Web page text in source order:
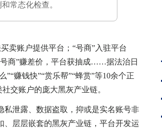
常态化检查。
账户提供平台；“号商”入驻平台
商”赚差价，平台获抽成……据法治日
赚钱快”“赏乐帮”“蜂赏”等10余个正
交账户的庞大黑灰产业链。
泄露、数据盗取，抑或是实名账号非
层层嵌套的黑灰产业链，平台开发运